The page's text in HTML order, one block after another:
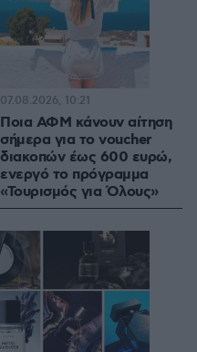
Ποια ΑΦΜ κάνουν αίτηση
σήμερα για το voucher
διακοπών έως 600 ευρώ,
ενεργό το πρόγραμμα
«Τουρισμός για Όλους»
07.08.2026, 10:21